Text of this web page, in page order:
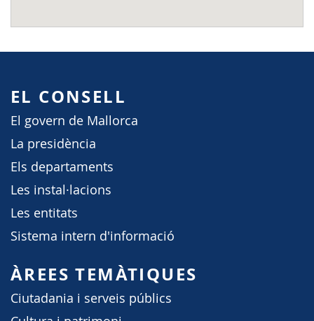
EL CONSELL
El govern de Mallorca
La presidència
Els departaments
Les instal·lacions
Les entitats
Sistema intern d'informació
ÀREES TEMÀTIQUES
Ciutadania i serveis públics